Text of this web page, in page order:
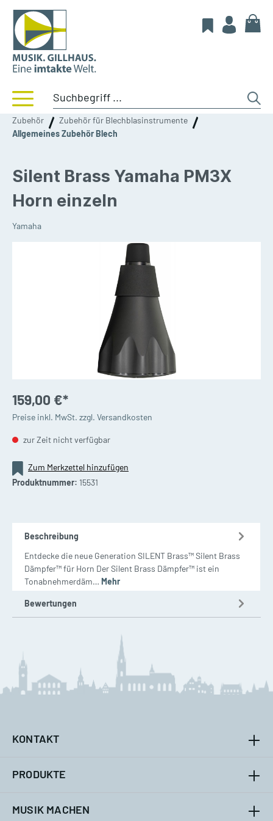
Zubehör
Zubehör für Blechblasinstrumente
Allgemeines Zubehör Blech
Silent Brass Yamaha PM3X
Horn einzeln
Yamaha
159,00 €*
Preise inkl. MwSt. zzgl. Versandkosten
zur Zeit nicht verfügbar
Zum Merkzettel hinzufügen
Produktnummer: 15531
Beschreibung
Entdecke die neue Generation SILENT Brass™ Silent Brass
Dämpfer™ für Horn Der Silent Brass Dämpfer™ ist ein
Tonabnehmerdäm… Mehr
Bewertungen
KONTAKT
PRODUKTE
MUSIK MACHEN